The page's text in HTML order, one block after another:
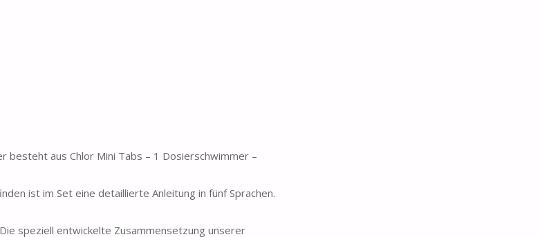
besteht aus Chlor Mini Tabs – 1 Dosierschwimmer –
ist im Set eine detaillierte Anleitung in fünf Sprachen.
speziell entwickelte Zusammensetzung unserer